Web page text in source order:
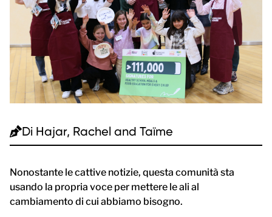
Di Hajar, Rachel and Taïme
Nonostante le cattive notizie, questa comunità sta
usando la propria voce per mettere le ali al
cambiamento di cui abbiamo bisogno.